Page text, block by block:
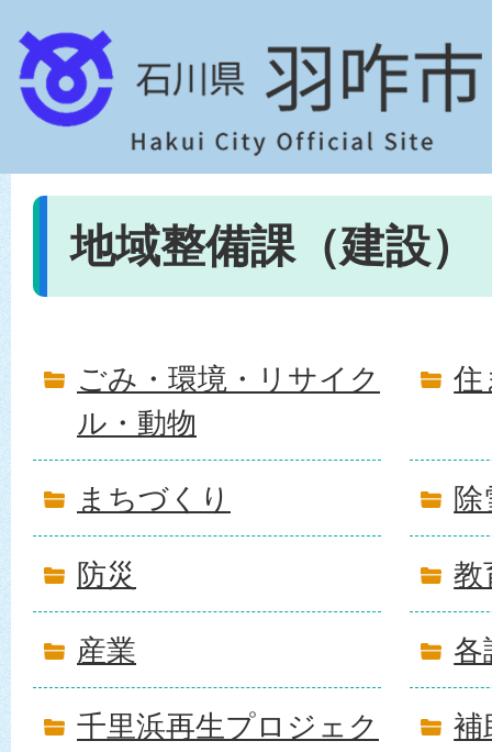
地域整備課（建設）
ごみ・環境・リサイク
ル・動物
住
まちづくり 除
防災 教
産業 各
千里浜再生プロジェク
補